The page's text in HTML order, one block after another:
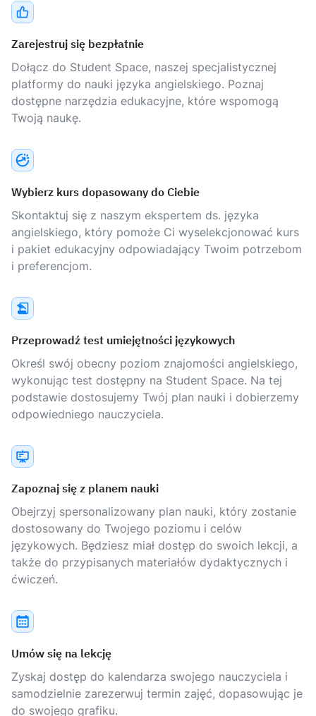
Zarejestruj się bezpłatnie
Dołącz do Student Space, naszej specjalistycznej
platformy do nauki języka angielskiego. Poznaj
dostępne narzędzia edukacyjne, które wspomogą
Twoją naukę.
Wybierz kurs dopasowany do Ciebie
Skontaktuj się z naszym ekspertem ds. języka
angielskiego, który pomoże Ci wyselekcjonować kurs
i pakiet edukacyjny odpowiadający Twoim potrzebom
i preferencjom.
Przeprowadź test umiejętności językowych
Określ swój obecny poziom znajomości angielskiego,
wykonując test dostępny na Student Space. Na tej
podstawie dostosujemy Twój plan nauki i dobierzemy
odpowiedniego nauczyciela.
Zapoznaj się z planem nauki
Obejrzyj spersonalizowany plan nauki, który zostanie
dostosowany do Twojego poziomu i celów
językowych. Będziesz miał dostęp do swoich lekcji, a
także do przypisanych materiałów dydaktycznych i
ćwiczeń.
Umów się na lekcję
Zyskaj dostęp do kalendarza swojego nauczyciela i
samodzielnie zarezerwuj termin zajęć, dopasowując je
do swojego grafiku.